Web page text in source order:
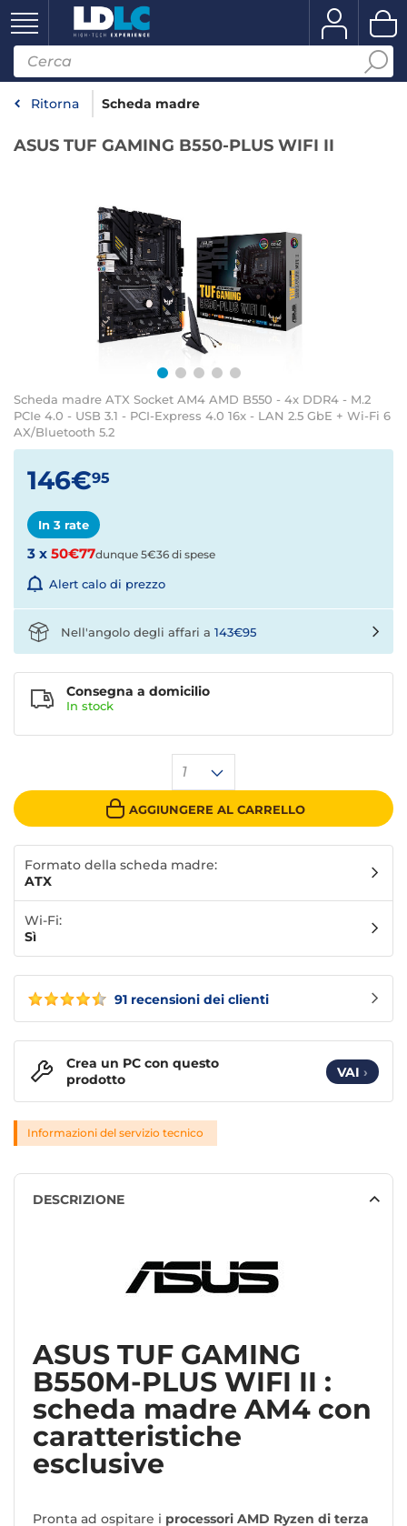
Ritorna Scheda madre
ASUS TUF GAMING B550-PLUS WIFI II
Scheda madre ATX Socket AM4 AMD B550 - 4x DDR4 - M.2
PCIe 4.0 - USB 3.1 - PCI-Express 4.0 16x - LAN 2.5 GbE + Wi-Fi 6
AX/Bluetooth 5.2
91 recensioni dei clienti
146€95
In 3 rate
3 x 50€77dunque 5€36 di spese
Alert calo di prezzo
1
AGGIUNGERE AL CARRELLO
Consegna a domicilio
In stock
Nell'angolo degli affari a 143€95
Formato della scheda madre:
ATX
Wi-Fi:
Sì
Crea un PC con questo
prodotto
VAI ›
Informazioni del servizio tecnico
DESCRIZIONE
ASUS TUF GAMING
B550M-PLUS WIFI II :
scheda madre AM4 con
caratteristiche
esclusive
Pronta ad ospitare i processori AMD Ryzen di terza